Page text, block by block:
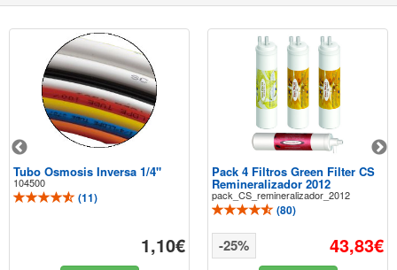
Tubo Osmosis Inversa 1/4"
104500
(11)
1,10€
Pack 4 Filtros Green Filter CS
Remineralizador 2012
pack_CS_remineralizador_2012
(80)
43,83€
-25%